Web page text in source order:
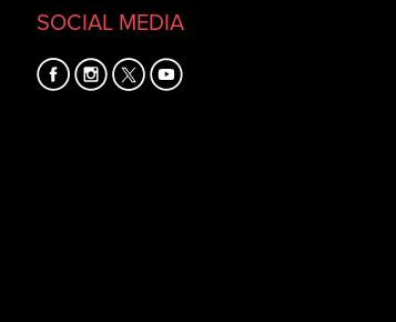
SOCIAL MEDIA